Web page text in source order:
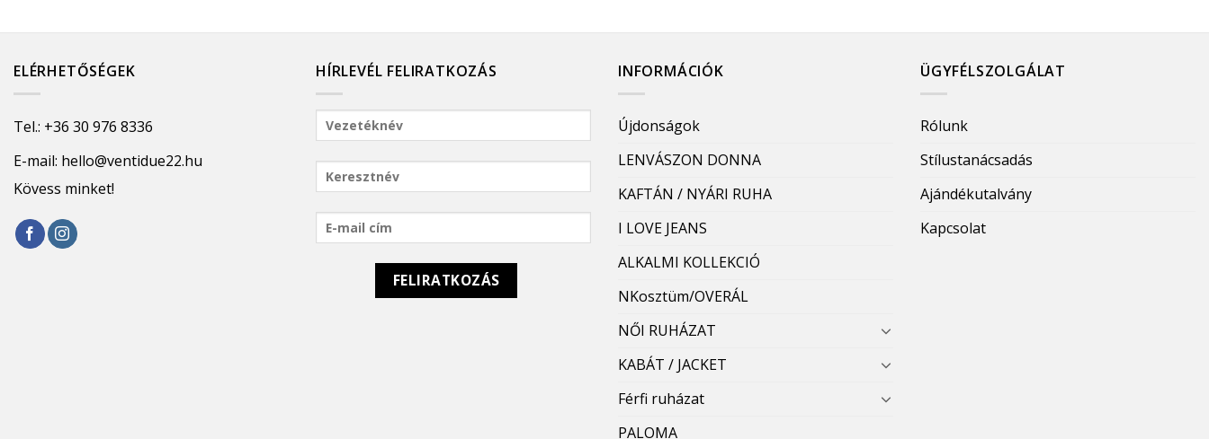
ELÉRHETŐSÉGEK
Tel.: +36 30 976 8336
E-mail: hello@ventidue22.hu
Kövess minket!
HÍRLEVÉL FELIRATKOZÁS INFORMÁCIÓK
Újdonságok
LENVÁSZON DONNA
KAFTÁN / NYÁRI RUHA
I LOVE JEANS
ALKALMI KOLLEKCIÓ
NKosztüm/OVERÁL
NŐI RUHÁZAT
KABÁT / JACKET
Férfi ruházat
PALOMA
ÜGYFÉLSZOLGÁLAT
Rólunk
Stílustanácsadás
Ajándékutalvány
Kapcsolat